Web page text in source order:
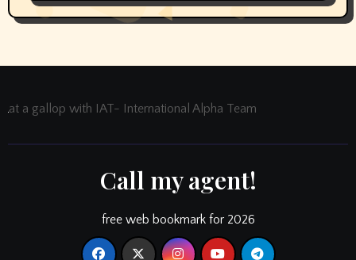
at a gallop with IAT- International Alpha Team
Call my agent!
free web bookmark for 2026